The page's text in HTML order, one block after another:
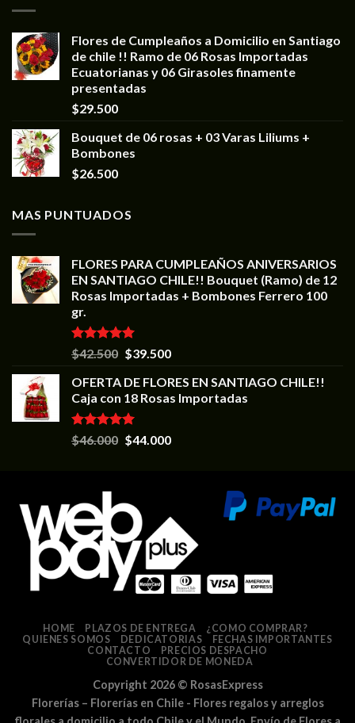
Flores de Cumpleaños a Domicilio en Santiago
de chile !! Ramo de 06 Rosas Importadas
Ecuatorianas y 06 Girasoles finamente
presentadas
$29.500
Bouquet de 06 rosas + 03 Varas Liliums +
Bombones
$26.500
MAS PUNTUADOS
FLORES PARA CUMPLEAÑOS ANIVERSARIOS
EN SANTIAGO CHILE!! Bouquet (Ramo) de 12
Rosas Importadas + Bombones Ferrero 100
gr.
Valorado en
5.00
$42.500 $39.500
OFERTA DE FLORES EN SANTIAGO CHILE!!
Caja con 18 Rosas Importadas
Valorado en
5.00
$46.000 $44.000
HOME PLAZOS DE ENTREGA
¿COMO COMPRAR?
QUIENES SOMOS
DEDICATORIAS
FECHAS IMPORTANTES
CONTACTO
PRECIOS DESPACHO
CONVERTIDOR DE MONEDA
Copyright 2026 © RosasExpress
Florerías – Florerías en Chile - Flores regalos y arreglos